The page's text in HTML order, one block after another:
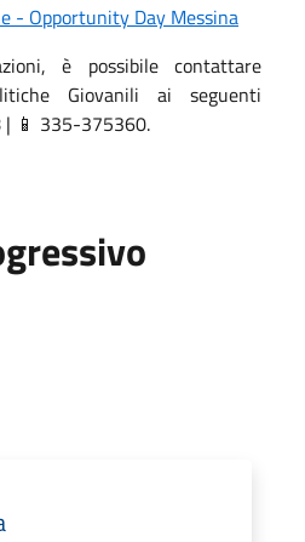
- Opportunity Day Messina
è possibile contattare
Giovanili ai seguenti
| 📱 335-375360.